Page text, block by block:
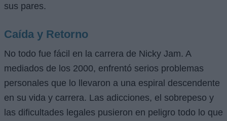
sus pares.
Caída y Retorno
No todo fue fácil en la carrera de Nicky Jam. A
mediados de los 2000, enfrentó serios problemas
personales que lo llevaron a una espiral descendente
en su vida y carrera. Las adicciones, el sobrepeso y
las dificultades legales pusieron en peligro todo lo que